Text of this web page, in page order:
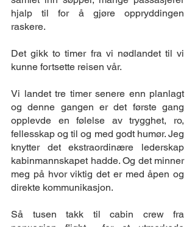
hjalp til for å gjøre oppryddingen
raskere.
Det gikk to timer fra vi nødlandet til vi
kunne fortsette reisen vår.
Vi landet tre timer senere enn planlagt
og denne gangen er det første gang
opplevde en følelse av trygghet, ro,
fellesskap og til og med godt humør. Jeg
knytter det ekstraordinære lederskap
kabinmannskapet hadde. Og det minner
meg på hvor viktig det er med åpen og
direkte kommunikasjon.
Så tusen takk til cabin crew fra
norwegian flight  for et utmerkede